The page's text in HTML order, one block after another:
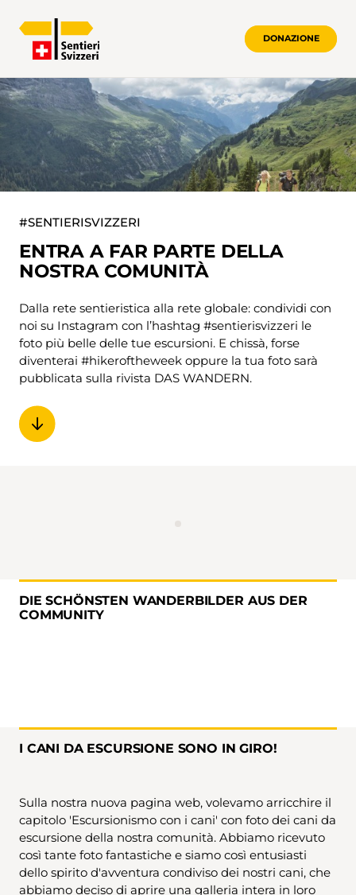
DONAZIONE
#SENTIERISVIZZERI
#SENTIERISVIZZERI
ENTRA A FAR PARTE DELLA
NOSTRA COMUNITÀ
Dalla rete sentieristica alla rete globale: condividi con
noi su Instagram con l’hashtag #sentierisvizzeri le
foto più belle delle tue escursioni. E chissà, forse
diventerai #hikeroftheweek oppure la tua foto sarà
pubblicata sulla rivista DAS WANDERN.
DIE SCHÖNSTEN WANDERBILDER AUS DER
COMMUNITY
I CANI DA ESCURSIONE SONO IN GIRO!
Sulla nostra nuova pagina web, volevamo arricchire il
capitolo 'Escursionismo con i cani' con foto dei cani da
escursione della nostra comunità. Abbiamo ricevuto
così tante foto fantastiche e siamo così entusiasti
dello spirito d'avventura condiviso dei nostri cani, che
abbiamo deciso di aprire una galleria intera in loro